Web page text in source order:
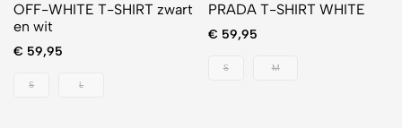
OFF-WHITE T-SHIRT zwart
en wit
€ 59,95
S L
PRADA T-SHIRT WHITE
€ 59,95
S M